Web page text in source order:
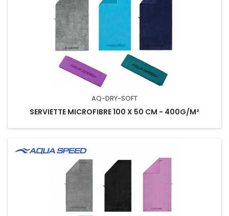
AQ-DRY-SOFT
SERVIETTE MICROFIBRE 100 X 50 CM - 400G/M²